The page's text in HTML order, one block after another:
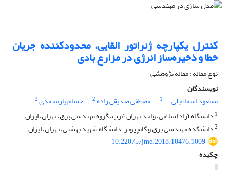
کنترل یکپارچه ژنراتور القایی، محدودکننده جریان
خطا و ذخیره‌ساز انرژی در مزارع بادی
نوع مقاله : مقاله پژوهشی
نویسندگان
مسعود اسماعیلی
1 مصطفی صدیقی زاده2 حسام یارمحمدی2
1 دانشگاه آزاد اسلامی، واحد تهران غرب، گروه مهندسی برق، تهران، ایران
2دانشکده مهندسی برق و کامپیوتر، دانشگاه شهید بهشتی، تهران، ایران
10.22075/jme.2018.10476.1009
چکیده